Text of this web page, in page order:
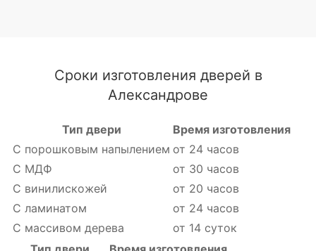
Сроки изготовления дверей в
Александрове
Тип двери
Время изготовления
С порошковым напылением от 24 часов
С МДФ
от 30 часов
С винилискожей
от 20 часов
С ламинатом
от 24 часов
С массивом дерева
от 14 суток